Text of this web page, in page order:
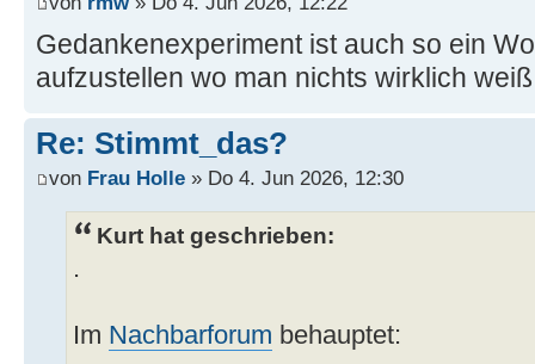
Gedankenexperiment ist auch so ein
aufzustellen wo man nichts wirklich
Re: Stimmt_das?
von Frau Holle » Do 4. Jun 2026, 12:30
Kurt hat geschrieben:
.
Im Nachbarforum behauptet: